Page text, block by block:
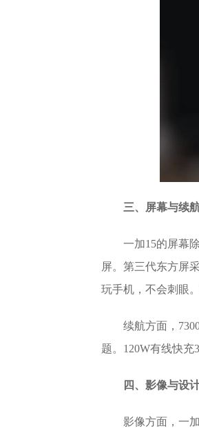
三、屏幕与续
一加15的屏幕
屏。第三代东方屏
玩手机，不会刺眼
续航方面，
题。120W有线快充
四、影像与设
影像方面，一